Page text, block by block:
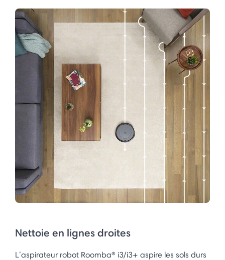
Nettoie en lignes droites
L’aspirateur robot Roomba® i3/i3+ aspire les sols durs